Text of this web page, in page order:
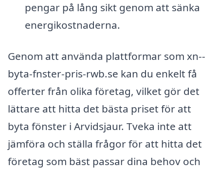
pengar på lång sikt genom att sänka
energikostnaderna.
Genom att använda plattformar som xn--
byta-fnster-pris-rwb.se kan du enkelt få
offerter från olika företag, vilket gör det
lättare att hitta det bästa priset för att
byta fönster i Arvidsjaur. Tveka inte att
jämföra och ställa frågor för att hitta det
företag som bäst passar dina behov och